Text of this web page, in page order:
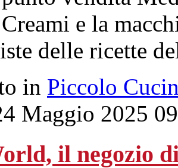
e la
delle ricette
in Piccolo
Maggio 2025
il negozio